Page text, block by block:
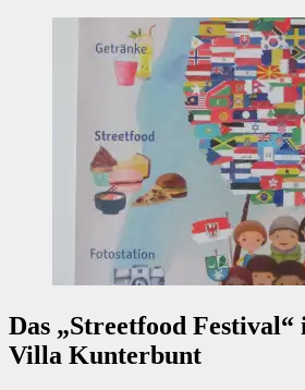
Das „Streetfood
Villa Kunterbunt